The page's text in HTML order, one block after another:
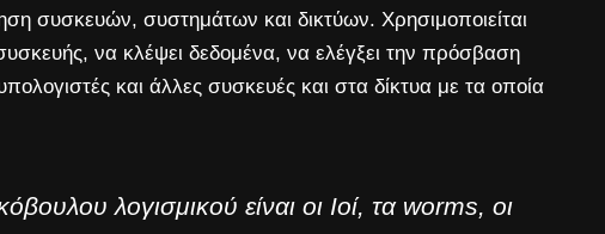
συσκευών, συστημάτων και δικτύων. Χρησιμοποιείται
συσκευής, να κλέψει δεδομένα, να ελέγξει την πρόσβαση
και άλλες συσκευές και στα δίκτυα με τα οποία
λογισμικού είναι οι Ιοί, τα worms, οι